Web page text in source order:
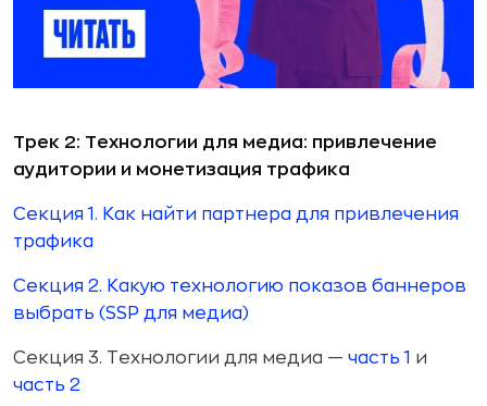
Трек 2: Технологии для медиа: привлечение
аудитории и монетизация трафика
Секция 1. Как найти партнера для привлечения
трафика
Секция 2. Какую технологию показов баннеров
выбрать (SSP для медиа)
Секция 3. Технологии для медиа — часть 1 и
часть 2